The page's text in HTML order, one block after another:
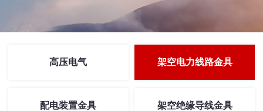
高压电气 架空电力线路金具
配电装置金具 架空绝缘导线金具